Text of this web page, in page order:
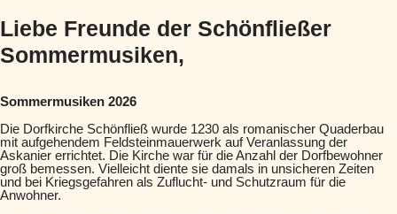
Liebe Freunde der Schönfließer
Sommermusiken,
Sommermusiken 2026
Die Dorfkirche Schönfließ wurde 1230 als romanischer Quaderbau
mit aufgehendem Feldsteinmauerwerk auf Veranlassung der
Askanier errichtet. Die Kirche war für die Anzahl der Dorfbewohner
groß bemessen. Vielleicht diente sie damals in unsicheren Zeiten
und bei Kriegsgefahren als Zuflucht- und Schutzraum für die
Anwohner.